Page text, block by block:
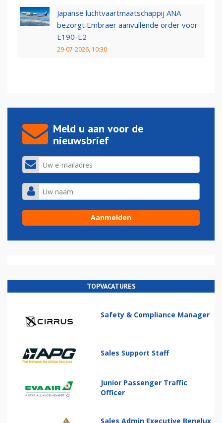
Japanse luchtvaartmaatschappij ANA
bezorgt Embraer aanvullende order voor
E190-E2
29-07-2026, 10:30
Meld u aan voor de
nieuwsbrief
TOPVACATURES
Safety & Compliance Manager
Sales Support Staff
Junior Passenger Traffic
Officer
Sales Admin Executive Benelux